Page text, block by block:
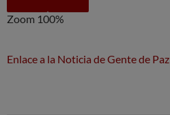
Zoom 100%
Enlace a la Noticia de Gente de Paz